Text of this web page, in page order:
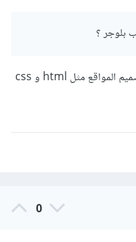
بلوجر ؟
المهارات التي تحتاجها هي نفس مهارات تصميم المواقع مثل html و css
0